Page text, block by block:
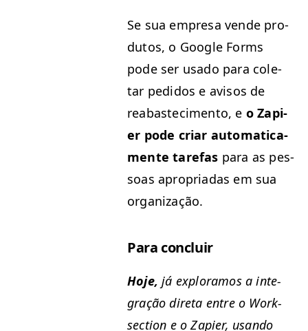
Se sua empre­sa vende pro­
du­tos, o Google Forms
pode ser usa­do para cole­
tar pedi­dos e avi­sos de
reabastec­i­men­to, e o Zapi­
er pode cri­ar auto­mati­ca­
mente tare­fas para as pes­
soas apro­pri­adas em sua
organização.
Para con­cluir
Hoje, já explo­ramos a inte­
gração dire­ta entre o Work­
sec­tion e o Zapi­er, usan­do